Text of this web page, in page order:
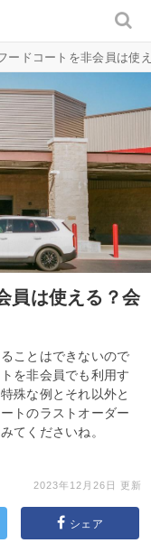
ードコートを非会員は使
員は使える？会
ことはできないので
を非会員でも利用す
殊な例とそれ以外と
トのラストオーダー
てくださいね。
2023年12月26日 更新
シェア